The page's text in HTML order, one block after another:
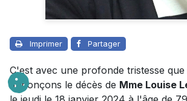
Imprimer Partager
C'est avec une profonde tristesse
annonçons le décès de Mme Louise